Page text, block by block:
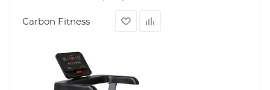
Carbon Fitness